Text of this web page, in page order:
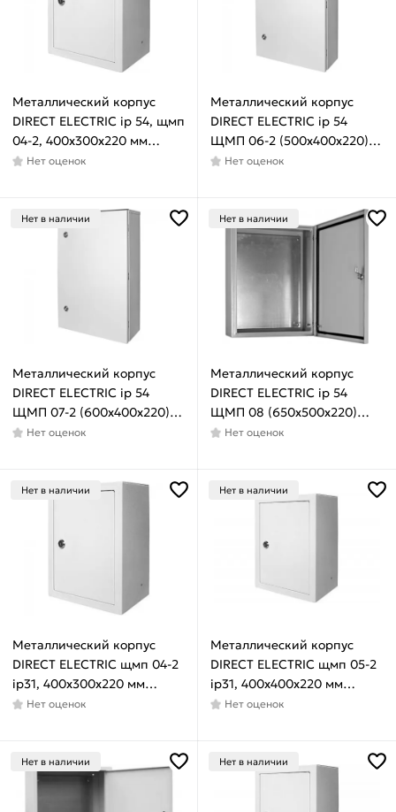
Металлический корпус
DIRECT ELECTRIC ip 54, щмп
04-2, 400x300x220 мм
DE16202063
Нет оценок
Металлический корпус
DIRECT ELECTRIC ip 54
ЩМП 06-2 (500x400x220)
DE16202067
Нет оценок
Нет в наличии
Металлический корпус
DIRECT ELECTRIC ip 54
ЩМП 07-2 (600x400x220)
DE16202069
Нет оценок
Нет в наличии
Металлический корпус
DIRECT ELECTRIC ip 54
ЩМП 08 (650x500x220)
DE16202070
Нет оценок
Нет в наличии
Металлический корпус
DIRECT ELECTRIC щмп 04-2
ip31, 400x300x220 мм
DE16202087
Нет оценок
Нет в наличии
Металлический корпус
DIRECT ELECTRIC щмп 05-2
ip31, 400x400x220 мм
DE16202088
Нет оценок
Нет в наличии Нет в наличии